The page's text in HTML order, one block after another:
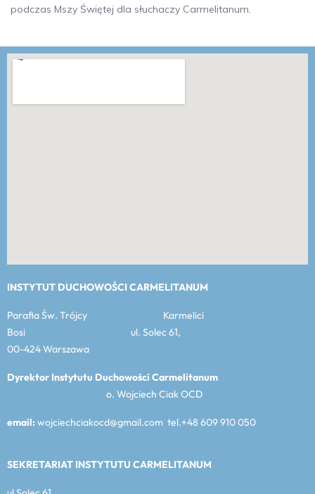
podczas Mszy Świętej dla słuchaczy Carmelitanum.
INSTYTUT DUCHOWOŚCI CARMELITANUM
Parafia Św. Trójcy Karmelici
Bosi ul. Solec 61,
00-424 Warszawa
Dyrektor Instytutu Duchowości Carmelitanum
o. Wojciech Ciak OCD
email:wojciechciakocd@gmail.com tel.+48 609 910 050
SEKRETARIAT INSTYTUTU CARMELITANUM